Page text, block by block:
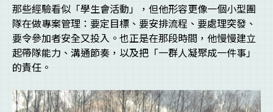
那些經驗看似「學生會活動」，但他形容更像一個小型團
隊在做專案管理：要定目標、要安排流程、要處理突發、
要令參加者安全又投入。也正是在那段時間，他慢慢建立
起帶隊能力、溝通節奏，以及把「一群人凝聚成一件事」
的責任。